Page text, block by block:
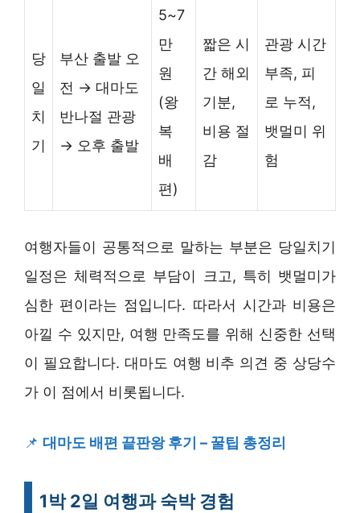
당
일
치
기
부산 출발 오
전 → 대마도
반나절 관광
→ 오후 출발
5~7
만
원
(왕
복
배
편)
짧은 시
간 해외
기분,
비용 절
감
관광 시간
부족, 피
로 누적,
뱃멀미 위
험
여행자들이 공통적으로 말하는 부분은 당일치기
일정은 체력적으로 부담이 크고, 특히 뱃멀미가
심한 편이라는 점입니다. 따라서 시간과 비용은
아낄 수 있지만, 여행 만족도를 위해 신중한 선택
이 필요합니다. 대마도 여행 비추 의견 중 상당수
가 이 점에서 비롯됩니다.
📌 대마도 배편 끝판왕 후기 – 꿀팁 총정리
1박 2일 여행과 숙박 경험